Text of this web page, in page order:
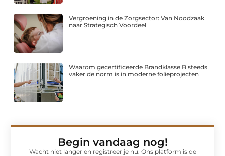
Vergroening in de Zorgsector: Van Noodzaak
naar Strategisch Voordeel
Waarom gecertificeerde Brandklasse B steeds
vaker de norm is in moderne folieprojecten
Begin vandaag nog!
Wacht niet langer en registreer je nu. Ons platform is de